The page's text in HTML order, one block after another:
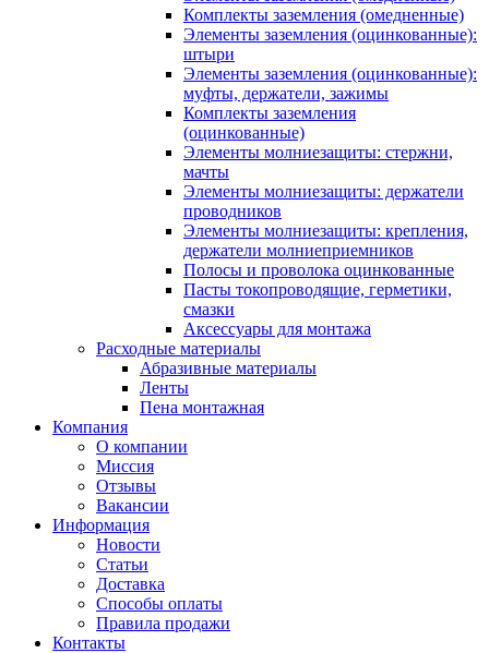
Комплекты заземления (омедненные)
Элементы заземления (оцинкованные):
штыри
Элементы заземления (оцинкованные):
муфты, держатели, зажимы
Комплекты заземления
(оцинкованные)
Элементы молниезащиты: стержни,
мачты
Элементы молниезащиты: держатели
проводников
Элементы молниезащиты: крепления,
держатели молниеприемников
Полосы и проволока оцинкованные
Пасты токопроводящие, герметики,
смазки
Аксессуары для монтажа
Расходные материалы
Абразивные материалы
Ленты
Пена монтажная
Компания
О компании
Миссия
Отзывы
Вакансии
Информация
Новости
Статьи
Доставка
Способы оплаты
Правила продажи
Контакты